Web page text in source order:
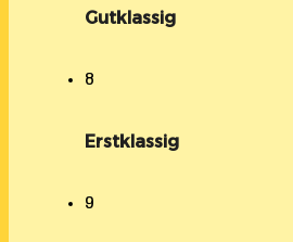
Gutklassig
8
Erstklassig
9